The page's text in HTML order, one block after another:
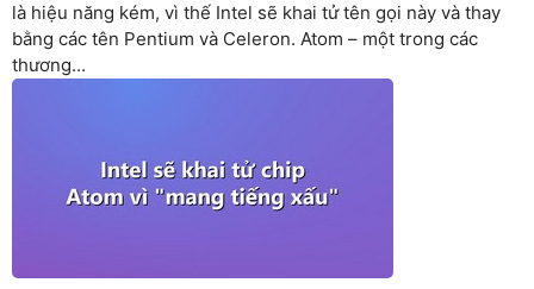
là hiệu năng kém, vì thế Intel sẽ khai tử tên gọi này và thay
bằng các tên Pentium và Celeron. Atom – một trong các
thương...